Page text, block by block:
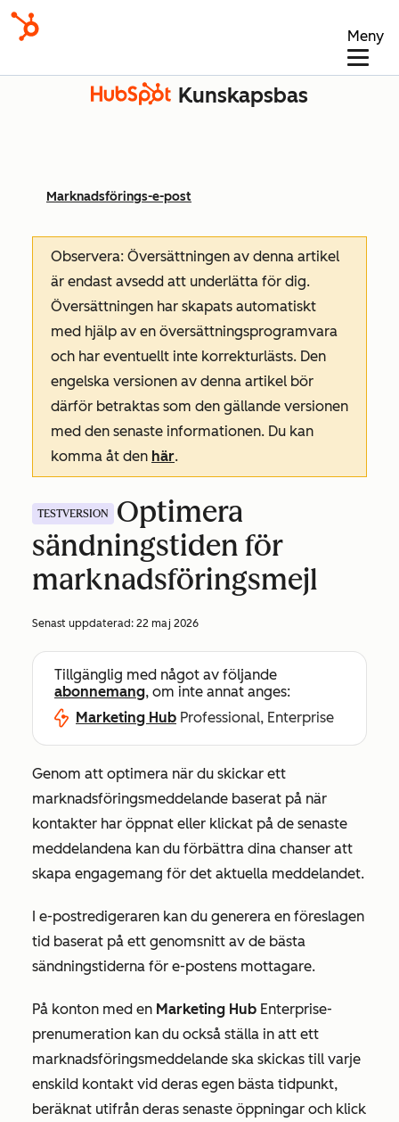
Meny
Kunskapsbas
Marknadsförings-e-post
Observera: Översättningen av denna artikel
är endast avsedd att underlätta för dig.
Översättningen har skapats automatiskt
med hjälp av en översättningsprogramvara
och har eventuellt inte korrekturlästs. Den
engelska versionen av denna artikel bör
därför betraktas som den gällande versionen
med den senaste informationen. Du kan
komma åt den här.
TESTVERSION
Optimera
sändningstiden för
marknadsföringsmejl
Senast uppdaterad: 22 maj 2026
Tillgänglig med något av följande
abonnemang, om inte annat anges:
Marketing Hub Professional, Enterprise
Genom att optimera när du skickar ett
marknadsföringsmeddelande baserat på när
kontakter har öppnat eller klickat på de senaste
meddelandena kan du förbättra dina chanser att
skapa engagemang för det aktuella meddelandet.
I e-postredigeraren kan du generera en föreslagen
tid baserat på ett genomsnitt av de bästa
sändningstiderna för e-postens mottagare.
På konton med en Marketing Hub Enterprise-
prenumeration kan du också ställa in att ett
marknadsföringsmeddelande ska skickas till varje
enskild kontakt vid deras egen bästa tidpunkt,
beräknat utifrån deras senaste öppningar och klick